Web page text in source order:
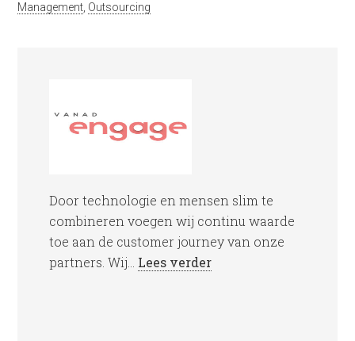
Management Outsourcing
Door technologie en mensen slim te
combineren voegen wij continu waarde
toe aan de customer journey van onze
partners. Wij... Lees verder